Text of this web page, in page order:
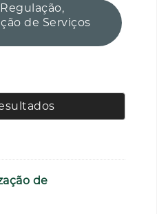
de Serviços
de